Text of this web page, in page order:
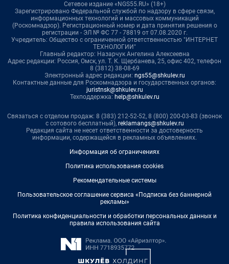
Сетевое издание «NGS55.RU» (18+)
Зарегистрировано Федеральной службой по надзору в сфере связи,
информационных технологий и массовых коммуникаций
(Роскомнадзор). Регистрационный номер и дата принятия решения о
регистрации - ЭЛ № ФС 77 - 78819 от 07.08.2020 г.
Учредитель: Общество с ограниченной ответственностью "ИНТЕРНЕТ
ТЕХНОЛОГИИ"
Главный редактор: Назарчук Ангелина Алексеевна
Адрес редакции: Россия, Омск, ул. Т. К. Щербанева, 25, офис 402, телефон
8 (3812) 38-08-69
Электронный адрес редакции: ngs55@shkulev.ru
Контактные данные для Роскомнадзора и государственных органов:
juristnsk@shkulev.ru
Техподдержка: help@shkulev.ru
Связаться с отделом продаж: 8 (383) 212-52-52, 8 (800) 200-03-83 (звонок
с сотового бесплатный), reklamangs@shkulev.ru
Редакция сайта не несет ответственности за достоверность
информации, содержащейся в рекламных объявлениях.
Информация об ограничениях
Политика использования cookies
Рекомендательные системы
Пользовательское соглашение сервиса «Подписка без баннерной
рекламы»
Политика конфиденциальности и обработки персональных данных и
правила использования сайта